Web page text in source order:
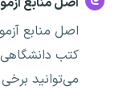
اصل منابع
کتب
می‌توانید